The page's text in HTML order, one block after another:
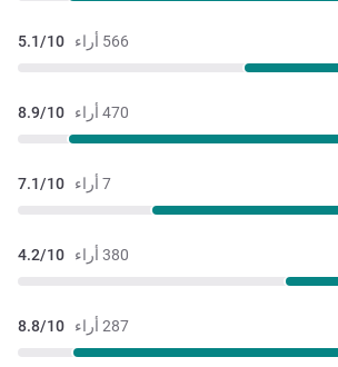
566 أراء 5.1/10
470 أراء 8.9/10
7 أراء 7.1/10
380 أراء 4.2/10
287 أراء 8.8/10